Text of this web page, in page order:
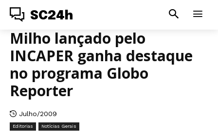
SC24h
Milho lançado pelo
INCAPER ganha destaque
no programa Globo
Reporter
Julho/2009
Editorias Notícias Gerais